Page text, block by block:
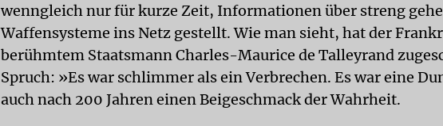
wenngleich nur für kurze Zeit, Informationen über streng
Waffensysteme ins Netz gestellt. Wie man sieht, hat der
berühmtem Staatsmann Charles-Maurice de Talleyrand
Spruch: »Es war schlimmer als ein Verbrechen. Es war eine
auch nach 200 Jahren einen Beigeschmack der Wahrheit.